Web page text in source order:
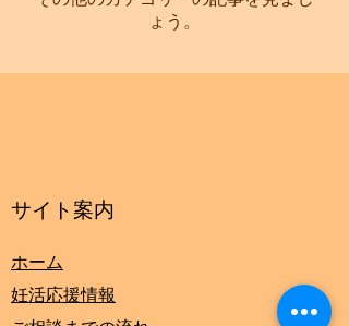
ょう。
​サイト案内
ホーム
​妊活応援情報